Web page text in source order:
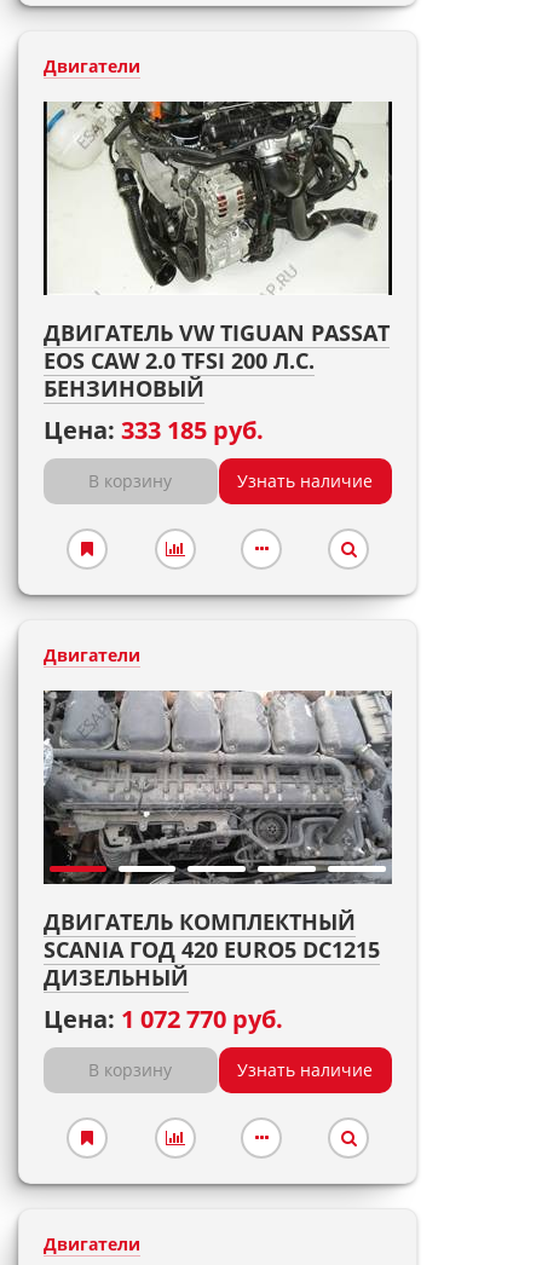
Двигатели
ДВИГАТЕЛЬ VW TIGUAN PASSAT
EOS CAW 2.0 TFSI 200 Л.С.
БЕНЗИНОВЫЙ
Цена: 333 185 руб.
В корзину Узнать наличие
Двигатели
ДВИГАТЕЛЬ КОМПЛЕКТНЫЙ
SCANIA ГОД 420 EURO5 DC1215
ДИЗЕЛЬНЫЙ
Цена: 1 072 770 руб.
В корзину Узнать наличие
Двигатели